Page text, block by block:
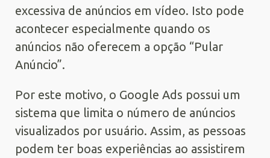
excessiva de anúncios em vídeo. Isto pode
acontecer especialmente quando os
anúncios não oferecem a opção “Pular
Anúncio”.
Por este motivo, o Google Ads possui um
sistema que limita o número de anúncios
visualizados por usuário. Assim, as pessoas
podem ter boas experiências ao assistirem